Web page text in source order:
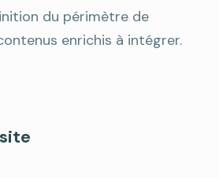
du périmètre de
enrichis à intégrer.